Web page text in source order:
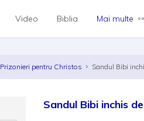
Video Biblia Mai multe
Prizonieri pentru Christos Sandul Bibi
Sandul Bibi inchis